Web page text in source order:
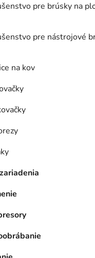
pre brúsky na
pre nástrojové
na kov